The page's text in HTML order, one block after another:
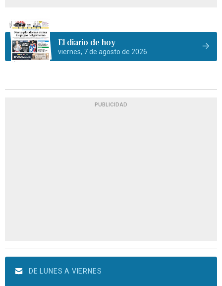
El diario de hoy
viernes, 7 de agosto de 2026
PUBLICIDAD
DE LUNES A VIERNES